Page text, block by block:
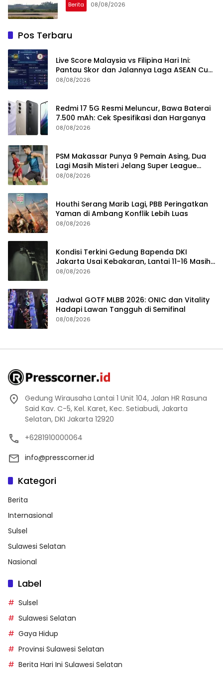
Berita 08/08/2026
Pos Terbaru
Live Score Malaysia vs Filipina Hari Ini:
Pantau Skor dan Jalannya Laga ASEAN Cup
2026
08/08/2026
Redmi 17 5G Resmi Meluncur, Bawa Baterai
7.500 mAh: Cek Spesifikasi dan Harganya
08/08/2026
PSM Makassar Punya 9 Pemain Asing, Dua
Lagi Masih Misteri Jelang Super League
2026/2027
08/08/2026
Houthi Serang Marib Lagi, PBB Peringatkan
Yaman di Ambang Konflik Lebih Luas
08/08/2026
Kondisi Terkini Gedung Bapenda DKI
Jakarta Usai Kebakaran, Lantai 11-16 Masih
dalam Pendinginan
08/08/2026
Jadwal GOTF MLBB 2026: ONIC dan Vitality
Hadapi Lawan Tangguh di Semifinal
08/08/2026
Gedung Wirausaha Lantai 1 Unit 104, Jalan HR Rasuna
Said Kav. C-5, Kel. Karet, Kec. Setiabudi, Jakarta
Selatan, DKI Jakarta 12920
+6281910000064
info@presscorner.id
Kategori
Berita
Internasional
Sulsel
Sulawesi Selatan
Nasional
Label
Sulsel
Sulawesi Selatan
Gaya Hidup
Provinsi Sulawesi Selatan
Berita Hari Ini Sulawesi Selatan